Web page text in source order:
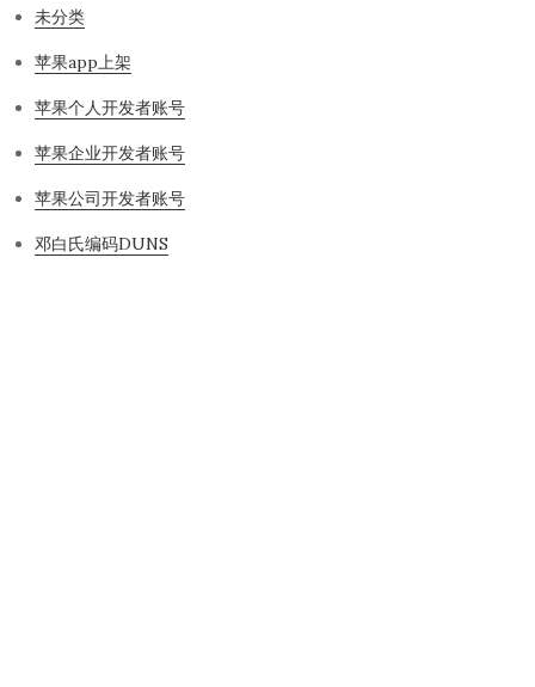
未分类
苹果app上架
苹果个人开发者账号
苹果企业开发者账号
苹果公司开发者账号
邓白氏编码DUNS